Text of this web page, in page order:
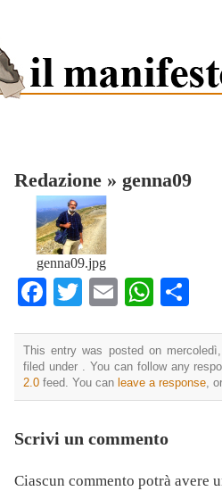
Redazione » genna09
genna09.jpg
Facebook
TwitterEmail
This entry was posted on
filed under . You can follow any
2.0 feed. You can leave a response,
Scrivi un commento
Ciascun commento potrà avere